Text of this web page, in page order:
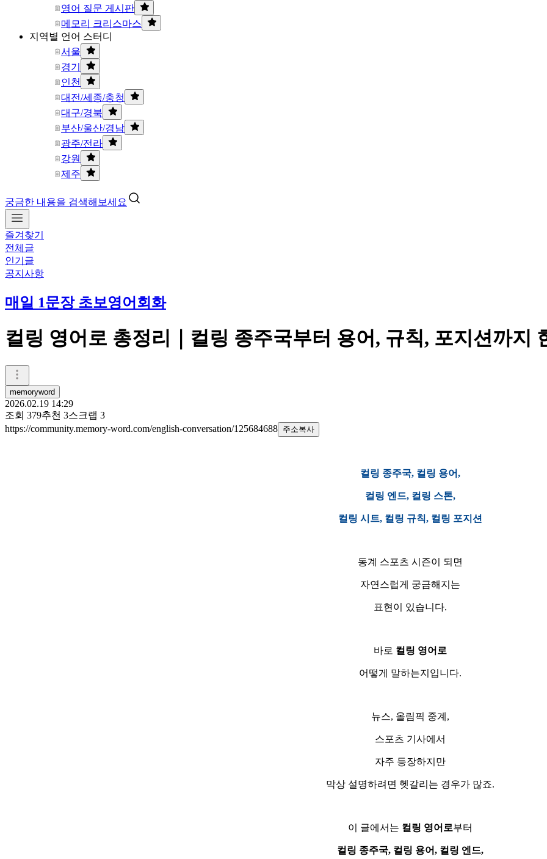
영어 질문 게시판
메모리 크리스마스
지역별 언어 스터디
서울
경기
인천
대전/세종/충청
대구/경북
부산/울산/경남
광주/전라
강원
제주
궁금한 내용을 검색해보세요
즐겨찾기
전체글
인기글
공지사항
매일 1문장 초보영어회화
컬링 영어로 총정리｜컬링 종주국부터 용어, 규칙, 포지션까지
memoryword
2026.02.19 14:29
조회 379추천 3스크랩 3
https://community.memory-word.com/english-conversation/125684688 주소복사
컬링 종주국, 컬링 용어,
컬링 엔드, 컬링 스톤,
컬링 시트, 컬링 규칙, 컬링 포지션
동계 스포츠 시즌이 되면
자연스럽게 궁금해지는
표현이 있습니다.
바로 컬링 영어로
어떻게 말하는지입니다.
뉴스, 올림픽 중계,
스포츠 기사에서
자주 등장하지만
막상 설명하려면 헷갈리는 경우가 많죠.
이 글에서는 컬링 영어로부터
컬링 종주국, 컬링 용어, 컬링 엔드,